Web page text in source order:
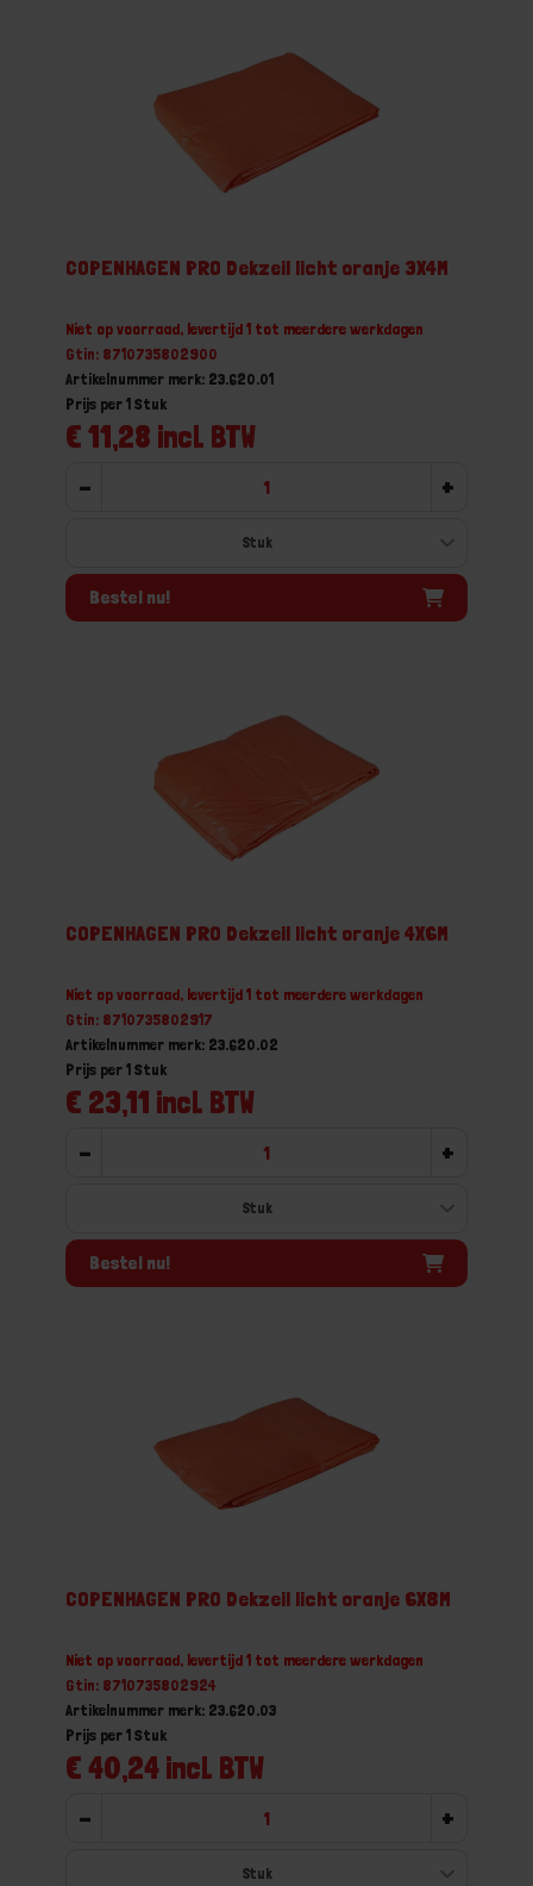
COPENHAGEN PRO Dekzeil licht oranje 3X4M
Niet op voorraad, levertijd 1 tot meerdere werkdagen
Gtin: 8710735802900
Artikelnummer merk: 23.620.01
€ 11,28 incl. BTW
Prijs per 1 Stuk
- +
Bestel nu!
COPENHAGEN PRO Dekzeil licht oranje 4X6M
Niet op voorraad, levertijd 1 tot meerdere werkdagen
Gtin: 8710735802917
Artikelnummer merk: 23.620.02
€ 23,11 incl. BTW
Prijs per 1 Stuk
- +
Bestel nu!
COPENHAGEN PRO Dekzeil licht oranje 6X8M
Niet op voorraad, levertijd 1 tot meerdere werkdagen
Gtin: 8710735802924
Artikelnummer merk: 23.620.03
€ 40,24 incl. BTW
Prijs per 1 Stuk
- +